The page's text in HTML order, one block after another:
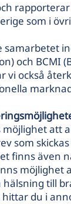
som i
samarbetet
och BCMI
vi också
möjlighet att
som
finns även
möjlighet
hälsning till
du i